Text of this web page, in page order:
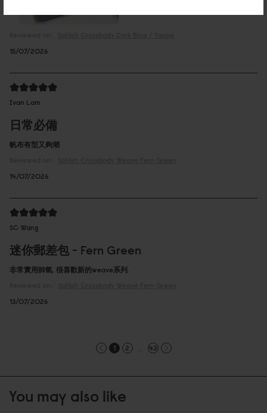
15/07/2026
Ivan Lam
日常必備
帆布有型又夠潮
14/07/2026
SC Wang
迷你郵差包 - Fern Green
非常實用帥氣. 很喜歡新的weave系列.
13/07/2026
1 2 ... 43
You may also like